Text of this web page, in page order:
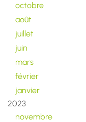
octobre
août
juillet
juin
mars
février
janvier
2023
novembre